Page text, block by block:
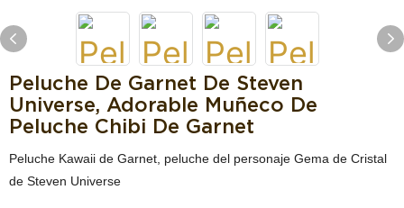
Peluche De Garnet De Steven
Universe, Adorable Muñeco De
Peluche Chibi De Garnet
Peluche Kawaii de Garnet, peluche del personaje Gema de Cristal
de Steven Universe